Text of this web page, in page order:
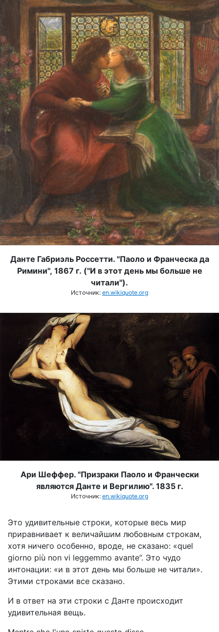
Данте Габриэль Россетти. "Паоло и Франческа да
Римини", 1867 г. ("И в этот день мы больше не
читали").
Источник: en.wikiquote.org
Ари Шеффер. "Призраки Паоло и Франчески
являются Данте и Вергилию". 1835 г.
Источник: en.wikiquote.org
Это удивительные строки, которые весь мир
приравнивает к величайшим любовным строкам,
хотя ничего особенно, вроде, не сказано: «quel
giorno più non vi leggemmo avante”. Это чудо
интонации: «и в этот день мы больше не читали».
Этими строками все сказано.
И в ответ на эти строки с Данте происходит
удивительная вещь.